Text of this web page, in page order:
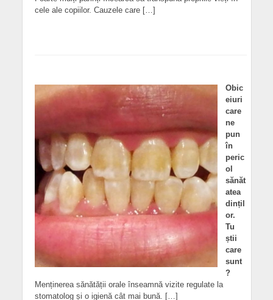
cele ale copiilor. Cauzele care […]
Obic
eiuri
care
ne
pun
în
peric
ol
sănăt
atea
dințil
or.
Tu
știi
care
sunt
?
Menținerea sănătății orale înseamnă vizite regulate la
stomatolog și o igienă cât mai bună. […]